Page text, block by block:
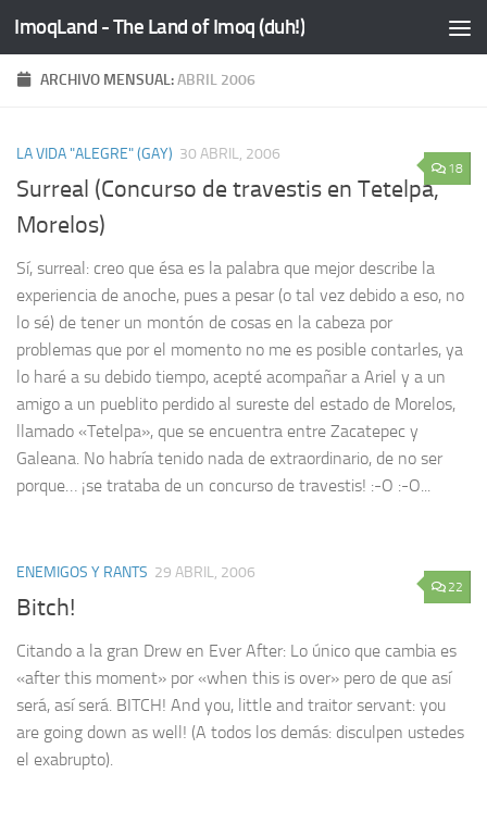
Saltar al contenido
ImoqLand - The Land of Imoq (duh!)
ARCHIVO MENSUAL:ABRIL 2006
18
LA VIDA "ALEGRE" (GAY) 30 ABRIL, 2006
Surreal (Concurso de travestis en Tetelpa,
Morelos)
Sí, surreal: creo que ésa es la palabra que mejor describe la
experiencia de anoche, pues a pesar (o tal vez debido a eso, no
lo sé) de tener un montón de cosas en la cabeza por
problemas que por el momento no me es posible contarles, ya
lo haré a su debido tiempo, acepté acompañar a Ariel y a un
amigo a un pueblito perdido al sureste del estado de Morelos,
llamado «Tetelpa», que se encuentra entre Zacatepec y
Galeana. No habría tenido nada de extraordinario, de no ser
porque… ¡se trataba de un concurso de travestis! :-O :-O...
22
ENEMIGOS Y RANTS 29 ABRIL, 2006
Bitch!
Citando a la gran Drew en Ever After: Lo único que cambia es
«after this moment» por «when this is over» pero de que así
será, así será. BITCH! And you, little and traitor servant: you
are going down as well! (A todos los demás: disculpen ustedes
el exabrupto).